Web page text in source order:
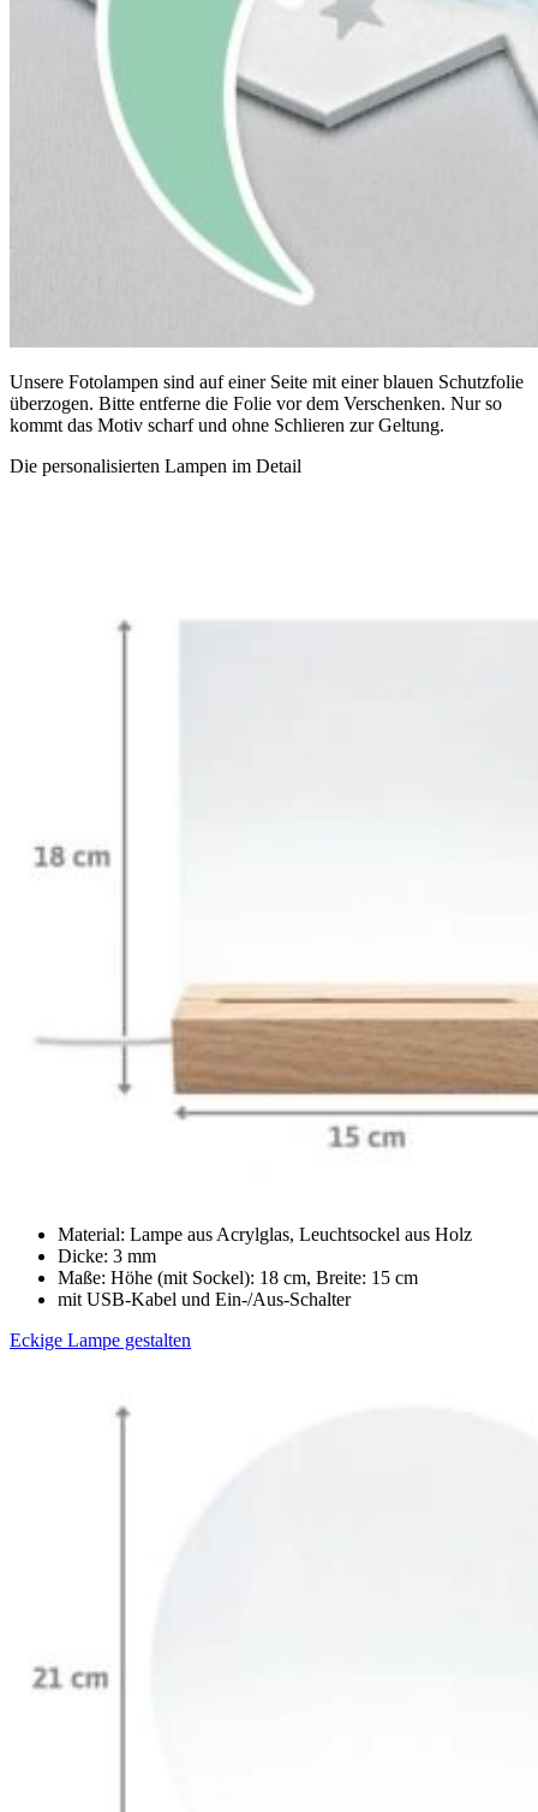
Unsere Fotolampen sind auf einer Seite mit einer blauen Schutzfolie
überzogen. Bitte entferne die Folie vor dem Verschenken. Nur so
kommt das Motiv scharf und ohne Schlieren zur Geltung.
Die personalisierten Lampen im Detail
Material: Lampe aus Acrylglas, Leuchtsockel aus Holz
Dicke: 3 mm
Maße: Höhe (mit Sockel): 18 cm, Breite: 15 cm
mit USB-Kabel und Ein-/Aus-Schalter
Eckige Lampe gestalten